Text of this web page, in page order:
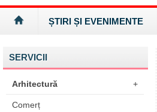
ȘTIRI ȘI EVENIMENTE
SERVICII
Arhitectură +
Comerț